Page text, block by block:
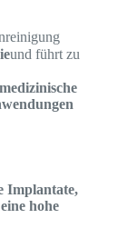
und führt zu
medizinische
Implantate,
hohe